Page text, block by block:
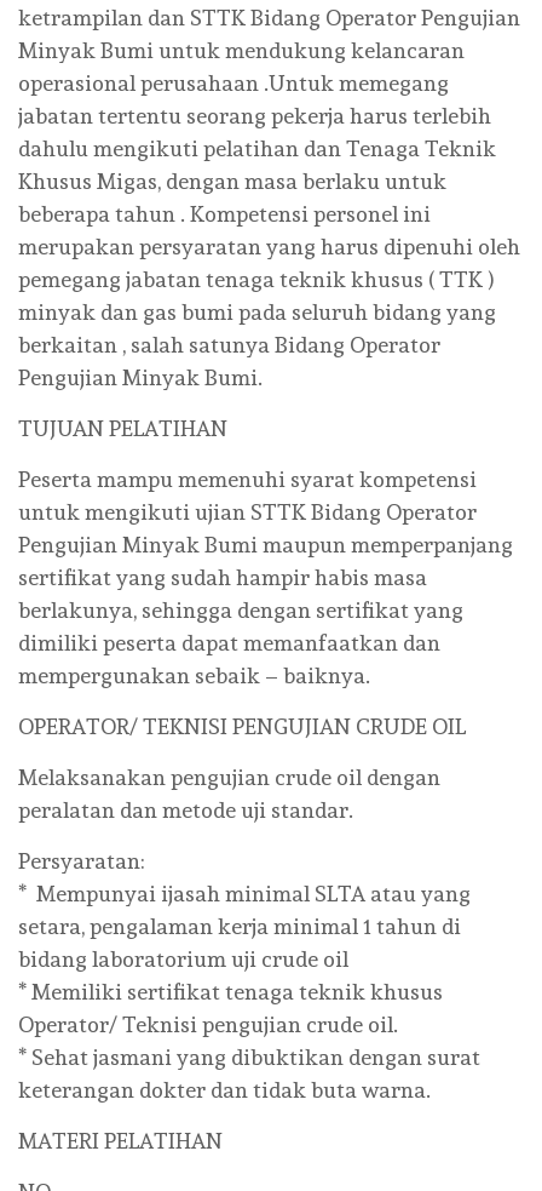
ketrampilan dan STTK Bidang Operator Pengujian
Minyak Bumi untuk mendukung kelancaran
operasional perusahaan .Untuk memegang
jabatan tertentu seorang pekerja harus terlebih
dahulu mengikuti pelatihan dan Tenaga Teknik
Khusus Migas, dengan masa berlaku untuk
beberapa tahun . Kompetensi personel ini
merupakan persyaratan yang harus dipenuhi oleh
pemegang jabatan tenaga teknik khusus ( TTK )
minyak dan gas bumi pada seluruh bidang yang
berkaitan , salah satunya Bidang Operator
Pengujian Minyak Bumi.
TUJUAN PELATIHAN
Peserta mampu memenuhi syarat kompetensi
untuk mengikuti ujian STTK Bidang Operator
Pengujian Minyak Bumi maupun memperpanjang
sertifikat yang sudah hampir habis masa
berlakunya, sehingga dengan sertifikat yang
dimiliki peserta dapat memanfaatkan dan
mempergunakan sebaik – baiknya.
OPERATOR/ TEKNISI PENGUJIAN CRUDE OIL
Melaksanakan pengujian crude oil dengan
peralatan dan metode uji standar.
Persyaratan:
* Mempunyai ijasah minimal SLTA atau yang
setara, pengalaman kerja minimal 1 tahun di
bidang laboratorium uji crude oil
* Memiliki sertifikat tenaga teknik khusus
Operator/ Teknisi pengujian crude oil.
* Sehat jasmani yang dibuktikan dengan surat
keterangan dokter dan tidak buta warna.
MATERI PELATIHAN